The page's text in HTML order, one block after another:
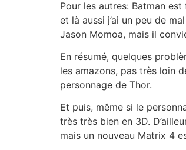
Pour les autres: Batman
et là aussi j’ai un peu de
Jason Momoa, mais il
En résumé, quelques
les amazons, pas très loin
personnage de Thor.
Et puis, même si le
très très bien en 3D.
mais un nouveau Matrix 4